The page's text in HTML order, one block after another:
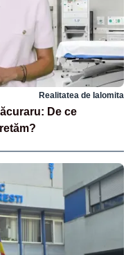
Realitatea de Ialomita
De ce